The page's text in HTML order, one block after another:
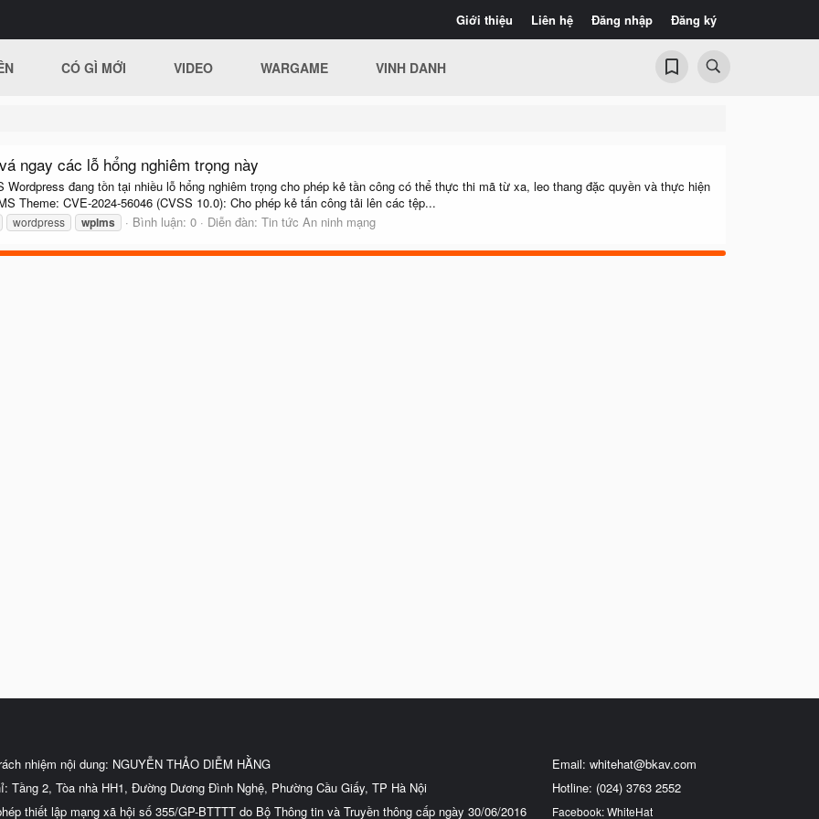
Giới thiệu Liên hệ Đăng nhập Đăng ký
CÓ GÌ MỚI VIDEO WARGAME VINH DANH
ngay các lỗ hổng nghiêm trọng này
đang tồn tại nhiều lỗ hổng nghiêm trọng cho phép kẻ tần công có thể thực thi mã từ xa, leo thang đặc quyền và thực hiện
Theme: CVE-2024-56046 (CVSS 10.0): Cho phép kẻ tấn công tải lên các tệp...
wordpress wplms Bình luận: 0 Diễn đàn: Tin tức An ninh mạng
nhiệm nội dung: NGUYỄN THẢO DIỄM HẰNG
Tầng 2, Tòa nhà HH1, Đường Dương Đình Nghệ, Phường Cầu Giấy, TP Hà Nội
thiết lập mạng xã hội số 355/GP-BTTTT do Bộ Thông tin và Truyền thông cấp ngày 30/06/2016
Email: whitehat@bkav.com
Hotline: (024) 3763 2552
Facebook: WhiteHat